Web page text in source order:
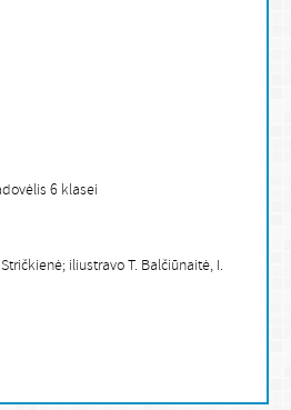
6 klasei
iliustravo T. Balčiūnaitė, I.